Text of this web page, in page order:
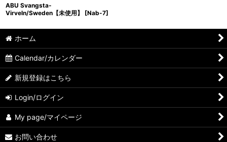
ABU Svangsta-
Virveln/Sweden【未使用】
[Nab-7]
ホーム
Calendar/カレンダー
新規登録はこちら
Login/ログイン
My page/マイページ
お問い合わせ